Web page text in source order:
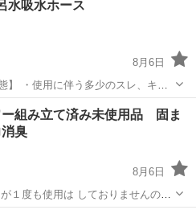
水吸水ホース
8月6日
ます ・詳細は現地でご確認くださ
ご了承願います ※中古品のため、状
ー組み立て済み未使用品 固ま
消臭
8月6日
１度も使用は しておりませんので
他